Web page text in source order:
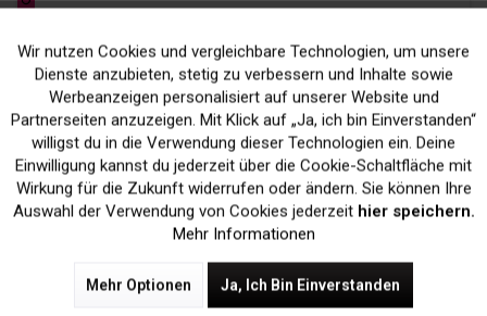
Kompatibel zu Xerox 106R01273 Toner
Yellow
19,90 € *
inkl. MwSt.zzgl. Versandkosten
Tipp
pages Bis zu1.000 Seitenbei 5% Deckung
price 51,00 € Ersparnis
Funktionale Aktiv
Marketing Inaktiv
Tracking Inaktiv
Wir nutzen Cookies und vergleichbare Technologien, um unsere
Dienste anzubieten, stetig zu verbessern und Inhalte sowie
Werbeanzeigen personalisiert auf unserer Website und
Partnerseiten anzuzeigen. Mit Klick auf „Ja, ich bin Einverstanden“
willigst du in die Verwendung dieser Technologien ein. Deine
Einwilligung kannst du jederzeit über die Cookie-Schaltfläche mit
Wirkung für die Zukunft widerrufen oder ändern. Sie können Ihre
Auswahl der Verwendung von Cookies jederzeit hier speichern.
Mehr Informationen
Mehr Optionen Ja, Ich Bin Einverstanden